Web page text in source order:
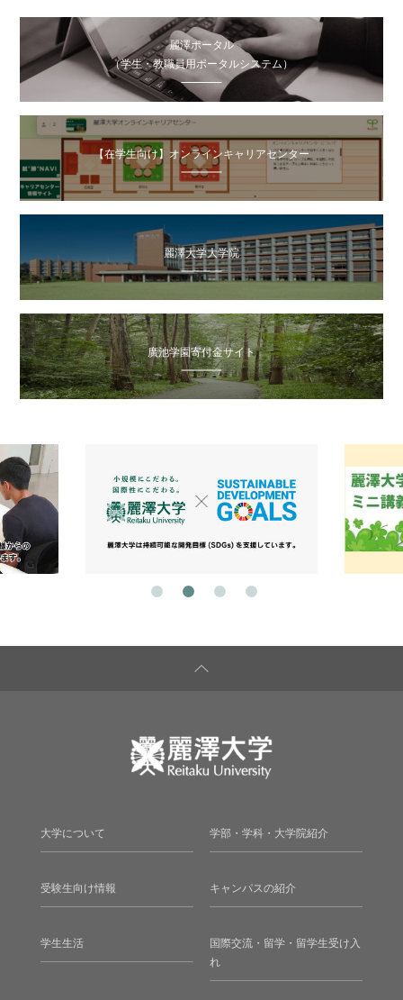
麗澤ポータル
（学生・教職員用ポータルシステム）
【在学生向け】オンラインキャリアセンター
麗澤大学大学院
廣池学園寄付金サイト
大学について 学部・学科・大学院紹介
受験生向け情報 キャンパスの紹介
学生生活
国際交流・留学・留学生受け入
れ